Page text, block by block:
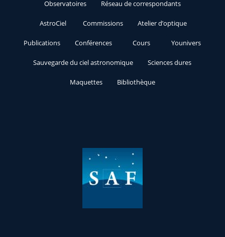
Observatoires Réseau de correspondants
AstroCiel Commissions Atelier d’optique
Publications Conférences Cours Younivers
Sauvegarde du ciel astronomique Sciences dures
Maquettes Bibliothèque